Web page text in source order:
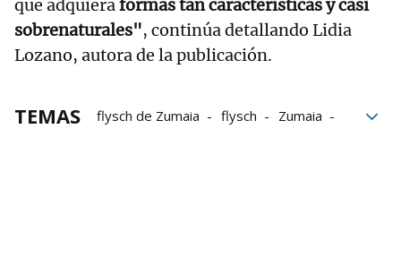
que adquieraformas tan características y casi
sobrenaturales", continúa detallando Lidia
Lozano, autora de la publicación.
TEMAS flysch de Zumaia flysch
Zumaia